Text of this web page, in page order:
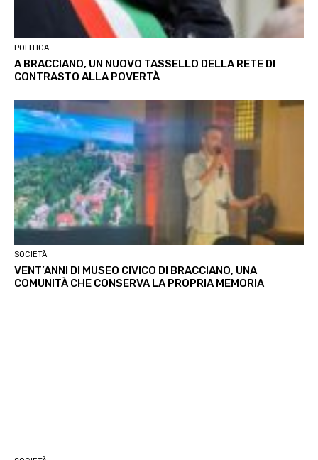
POLITICA
A BRACCIANO, UN NUOVO TASSELLO DELLA RETE DI
CONTRASTO ALLA POVERTÀ
SOCIETÀ
VENT’ANNI DI MUSEO CIVICO DI BRACCIANO, UNA
COMUNITÀ CHE CONSERVA LA PROPRIA MEMORIA